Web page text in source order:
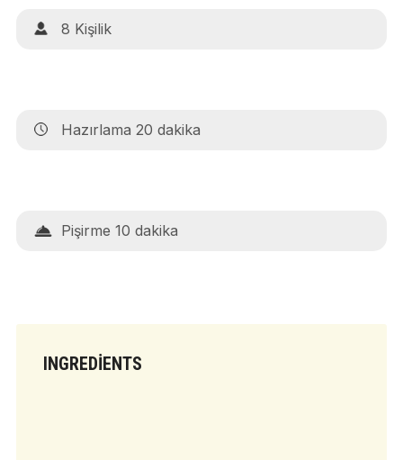
8 Kişilik
Hazırlama 20 dakika
Pişirme 10 dakika
INGREDIENTS